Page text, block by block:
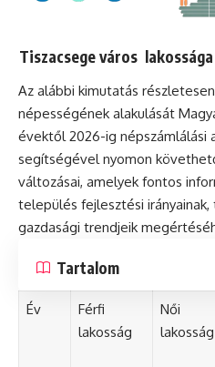
Tiszacsege város
Az alábbi kimutatás
népességének alakulását
évektől 2026-ig népszámlálási
segítségével nyomon
változásai, amelyek fontos
település fejlesztési
gazdasági trendjeik
Tartalom
Év
Férfi
lakosság
Női
lakosság